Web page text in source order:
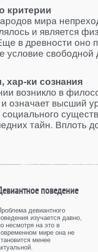
критерии
мира
и является
в древности оно
условие свободной
хар-ки сознания
возникло в
означает высший
социального
тайн. Вплоть
поведение
девиантного
изучается давно,
несмотря на это в
мире она не
менее